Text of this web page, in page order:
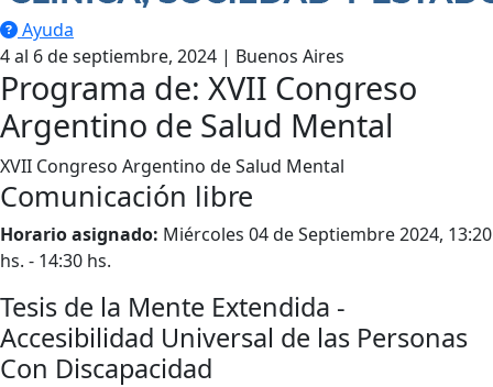
Ayuda
4 al 6 de septiembre, 2024 | Buenos Aires
Programa de: XVII Congreso
Argentino de Salud Mental
XVII Congreso Argentino de Salud Mental
Comunicación libre
Horario asignado: Miércoles 04 de Septiembre 2024, 13:20
hs. - 14:30 hs.
Tesis de la Mente Extendida -
Accesibilidad Universal de las Personas
Con Discapacidad